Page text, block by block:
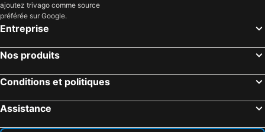
ajoutez trivago comme source
préférée sur Google.
Entreprise
Nos produits
Conditions et politiques
Assistance